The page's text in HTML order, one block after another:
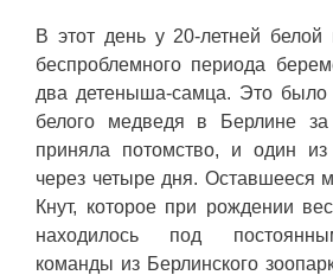
В этот день у 20-летней
беспроблемного периода
два детеныша-самца. Это было
белого медведя в Берлине
приняла потомство, и один
через четыре дня. Оставшееся
Кнут, которое при рождении
находилось под
команды из Берлинского